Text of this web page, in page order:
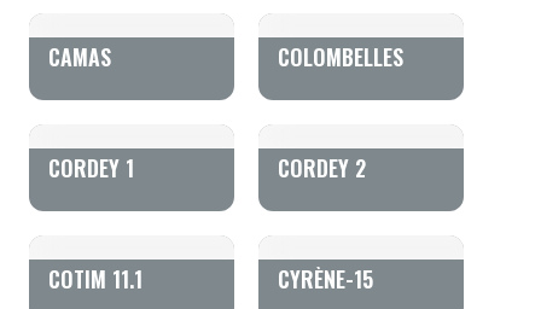
CAMAS COLOMBELLES
CORDEY 1 CORDEY 2
COTIM 11.1 CYRÈNE-15